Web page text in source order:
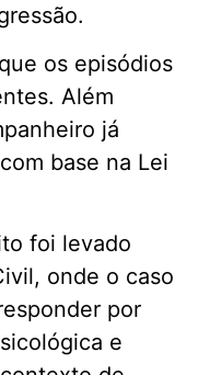
os episódios
Além
já
base na Lei
foi levado
onde o caso
por
e